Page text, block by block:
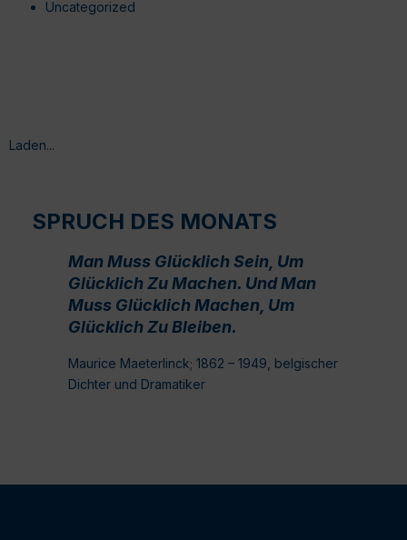
Uncategorized
Laden...
SPRUCH DES MONATS
Man Muss Glücklich Sein, Um
Glücklich Zu Machen. Und Man
Muss Glücklich Machen, Um
Glücklich Zu Bleiben.
Maurice Maeterlinck; 1862 – 1949, belgischer
Dichter und Dramatiker